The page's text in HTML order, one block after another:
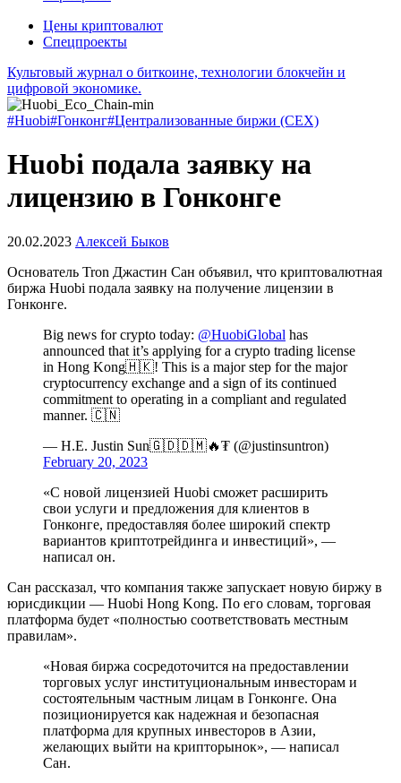
Цены криптовалют
Спецпроекты
Культовый журнал о биткоине, технологии блокчейн и
цифровой экономике.
#Huobi#Гонконг#Централизованные биржи (CEX)
Huobi подала заявку на
лицензию в Гонконге
20.02.2023 Алексей Быков
Основатель Tron Джастин Сан объявил, что криптовалютная
биржа Huobi подала заявку на получение лицензии в
Гонконге.
Big news for crypto today: @HuobiGlobal has
announced that it’s applying for a crypto trading license
in Hong Kong🇭🇰! This is a major step for the major
cryptocurrency exchange and a sign of its continued
commitment to operating in a compliant and regulated
manner. 🇨🇳
— H.E. Justin Sun🇬🇩🇩🇲🔥₮ (@justinsuntron)
February 20, 2023
«С новой лицензией Huobi сможет расширить
свои услуги и предложения для клиентов в
Гонконге, предоставляя более широкий спектр
вариантов криптотрейдинга и инвестиций», —
написал он.
Сан рассказал, что компания также запускает новую биржу в
юрисдикции — Huobi Hong Kong. По его словам, торговая
платформа будет «полностью соответствовать местным
правилам».
«Новая биржа сосредоточится на предоставлении
торговых услуг институциональным инвесторам и
состоятельным частным лицам в Гонконге. Она
позиционируется как надежная и безопасная
платформа для крупных инвесторов в Азии,
желающих выйти на крипторынок», — написал
Сан.